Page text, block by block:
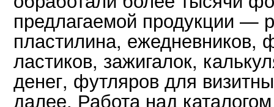
предлагаемой продукции —
пластилина, ежедневников,
ластиков, зажигалок,
денег, футляров для
далее. Работа над